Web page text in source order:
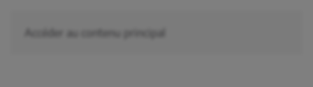
Accéder au contenu principal